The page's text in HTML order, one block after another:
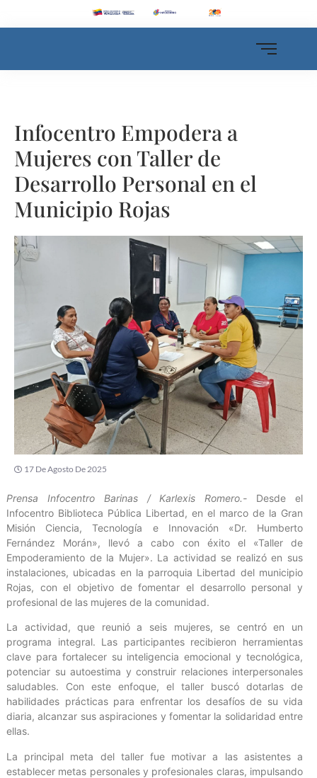
Infocentro Empodera a
Mujeres con Taller de
Desarrollo Personal en el
Municipio Rojas
17 De Agosto De 2025
Prensa Infocentro Barinas / Karlexis Romero.- Desde el
Infocentro Biblioteca Pública Libertad, en el marco de la Gran
Misión Ciencia, Tecnología e Innovación «Dr. Humberto
Fernández Morán», llevó a cabo con éxito el «Taller de
Empoderamiento de la Mujer». La actividad se realizó en sus
instalaciones, ubicadas en la parroquia Libertad del municipio
Rojas, con el objetivo de fomentar el desarrollo personal y
profesional de las mujeres de la comunidad.
La actividad, que reunió a seis mujeres, se centró en un
programa integral. Las participantes recibieron herramientas
clave para fortalecer su inteligencia emocional y tecnológica,
potenciar su autoestima y construir relaciones interpersonales
saludables. Con este enfoque, el taller buscó dotarlas de
habilidades prácticas para enfrentar los desafíos de su vida
diaria, alcanzar sus aspiraciones y fomentar la solidaridad entre
ellas.
La principal meta del taller fue motivar a las asistentes a
establecer metas personales y profesionales claras, impulsando